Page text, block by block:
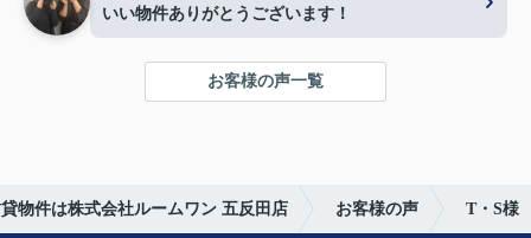
いい物件ありがとうございます！
お客様の声一覧
物件は株式会社ルームワン 五反田店 お客様の声 T・S様